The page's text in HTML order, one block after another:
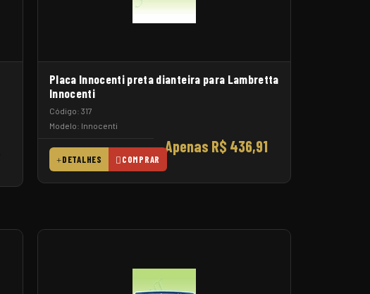
Placa Innocenti preta dianteira para Lambretta
Innocenti
Código: 317
Modelo: Innocenti
Apenas R$ 436,91
DETALHES COMPRAR